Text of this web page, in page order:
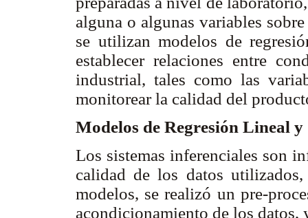
alguna o algunas variables
se utilizan modelos de
establecer relaciones entre
industrial, tales como las
monitorear la calidad del
Modelos de Regresión Lineal
Los sistemas inferenciales son
calidad de los datos
modelos, se realizó un pre-
acondicionamiento de los datos,